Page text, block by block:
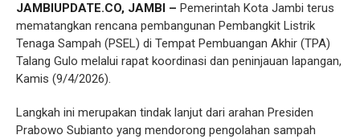
JAMBIUPDATE.CO, JAMBI – Pemerintah Kota Jambi terus
mematangkan rencana pembangunan Pembangkit Listrik
Tenaga Sampah (PSEL) di Tempat Pembuangan Akhir (TPA)
Talang Gulo melalui rapat koordinasi dan peninjauan lapangan,
Kamis (9/4/2026).
Langkah ini merupakan tindak lanjut dari arahan Presiden
Prabowo Subianto yang mendorong pengolahan sampah